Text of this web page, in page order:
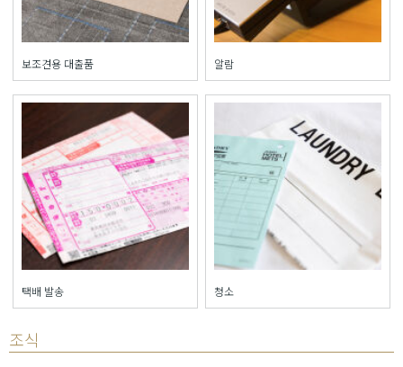
보조견용 대출품 알람
택배 발송 청소
조식